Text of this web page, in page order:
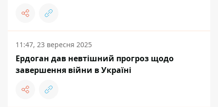
11:47, 23 вересня 2025
Ердоган дав невтішний прогроз щодо
завершення війни в Україні